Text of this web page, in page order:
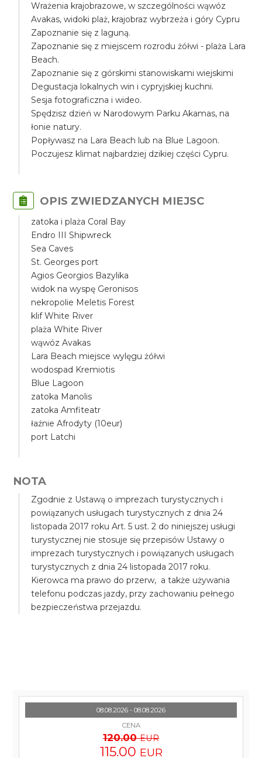
Wrażenia krajobrazowe, w szczególności wąwóz
Avakas, widoki plaż, krajobraz wybrzeża i góry Cypru
Zapoznanie się z laguną.
Zapoznanie się z miejscem rozrodu żółwi - plaża Lara
Beach.
Zapoznanie się z górskimi stanowiskami wiejskimi
Degustacja lokalnych win i cypryjskiej kuchni.
Sesja fotograficzna i wideo.
Spędzisz dzień w Narodowym Parku Akamas, na
łonie natury.
Popływasz na Lara Beach lub na Blue Lagoon.
Poczujesz klimat najbardziej dzikiej części Cypru.
OPIS ZWIEDZANYCH MIEJSC
zatoka i plaża Coral Bay
Endro III Shipwreck
Sea Caves
St. Georges port
Agios Georgios Bazylika
widok na wyspę Geronisos
nekropolie Meletis Forest
klif White River
plaża White River
wąwóz Avakas
Lara Beach miejsce wylęgu żółwi
wodospad Kremiotis
Blue Lagoon
zatoka Manolis
zatoka Amfiteatr
łaźnie Afrodyty (10eur)
port Latchi
NOTA
Zgodnie z Ustawą o imprezach turystycznych i
powiązanych usługach turystycznych z dnia 24
listopada 2017 roku Art. 5 ust. 2 do niniejszej usługi
turystycznej nie stosuje się przepisów Ustawy o
imprezach turystycznych i powiązanych usługach
turystycznych z dnia 24 listopada 2017 roku.
Kierowca ma prawo do przerw, a także używania
telefonu podczas jazdy, przy zachowaniu pełnego
bezpieczeństwa przejazdu.
08.08.2026 - 08.08.2026
CENA
120.00 EUR
115.00 EUR